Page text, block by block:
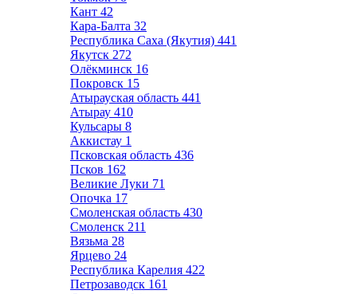
Кант 42
Кара-Балта 32
Республика Саха (Якутия) 441
Якутск 272
Олёкминск 16
Покровск 15
Атырауская область 441
Атырау 410
Кульсары 8
Аккистау 1
Псковская область 436
Псков 162
Великие Луки 71
Опочка 17
Смоленская область 430
Смоленск 211
Вязьма 28
Ярцево 24
Республика Карелия 422
Петрозаводск 161